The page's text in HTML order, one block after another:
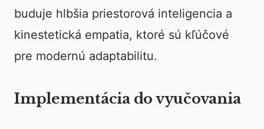
buduje hlbšia priestorová inteligencia a
kinestetická empatia, ktoré sú kľúčové
pre modernú adaptabilitu.
Implementácia do vyučovania